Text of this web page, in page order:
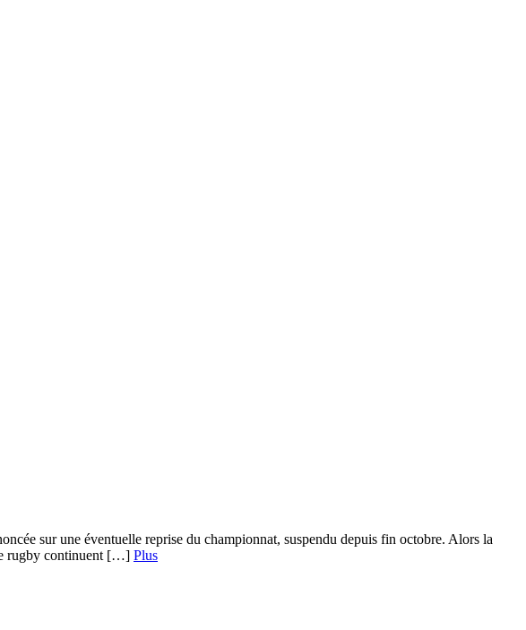
sur une éventuelle reprise du championnat, suspendu depuis fin octobre. Alors la
rugby continuent […] Plus